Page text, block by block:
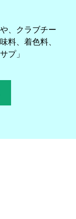
、クラブチー
料、着色料、
プ」